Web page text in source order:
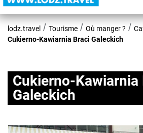
lodz.travel Tourisme Où manger ?
Cukierno-Kawiarnia Braci Galeckich
Cukierno-Kawiarnia
Galeckich